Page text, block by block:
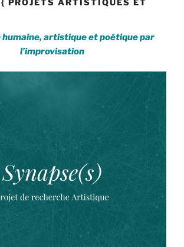
PROJETS ARTISTIQUES ET
artistique et poétique par
l’improvisation